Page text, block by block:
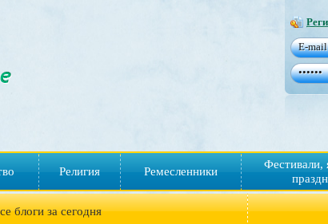
Религия Ремесленники
Фестивали,
блоги за сегодня